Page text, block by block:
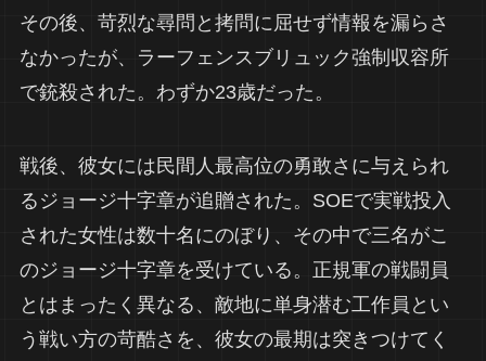
その後、苛烈な尋問と拷問に屈せず情報を漏らさ
なかったが、ラーフェンスブリュック強制収容所
で銃殺された。わずか23歳だった。
戦後、彼女には民間人最高位の勇敢さに与えられ
るジョージ十字章が追贈された。SOEで実戦投入
された女性は数十名にのぼり、その中で三名がこ
のジョージ十字章を受けている。正規軍の戦闘員
とはまったく異なる、敵地に単身潜む工作員とい
う戦い方の苛酷さを、彼女の最期は突きつけてく